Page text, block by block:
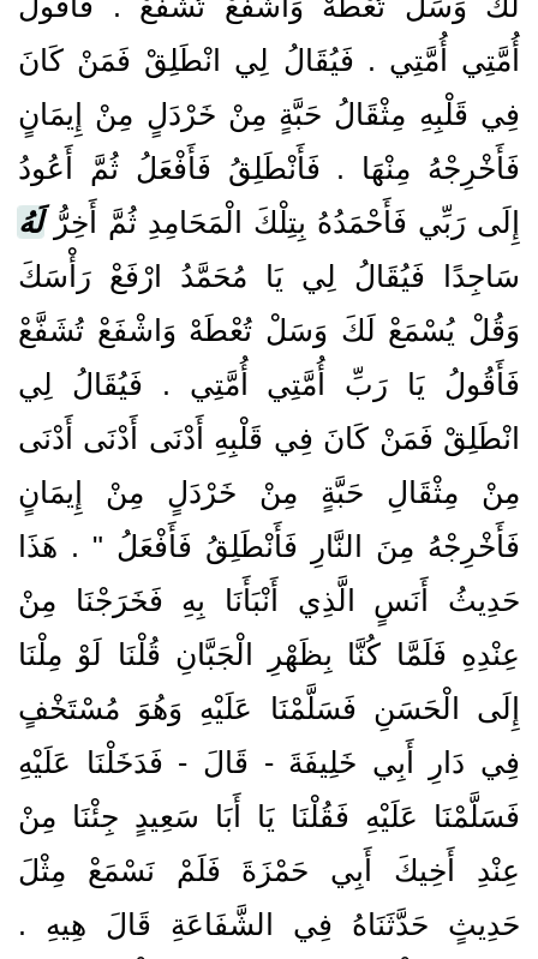
أُمَّتِي أُمَّتِي ‏.‏ فَيُقَالُ لِي انْطَلِقْ فَمَنْ كَانَ
فِي قَلْبِهِ مِثْقَالُ حَبَّةٍ مِنْ خَرْدَلٍ مِنْ إِيمَانٍ
فَأَخْرِجْهُ مِنْهَا ‏.‏ فَأَنْطَلِقُ فَأَفْعَلُ ثُمَّ أَعُودُ
إِلَى رَبِّي فَأَحْمَدُهُ بِتِلْكَ الْمَحَامِدِ ثُمَّ أَخِرُّلَهُ
سَاجِدًا فَيُقَالُ لِي يَا مُحَمَّدُ ارْفَعْ رَأْسَكَ
وَقُلْ يُسْمَعْ لَكَ وَسَلْ تُعْطَهْ وَاشْفَعْ تُشَفَّعْ
فَأَقُولُ يَا رَبِّ أُمَّتِي أُمَّتِي ‏.‏ فَيُقَالُ لِي
انْطَلِقْ فَمَنْ كَانَ فِي قَلْبِهِ أَدْنَى أَدْنَى أَدْنَى
مِنْ مِثْقَالِ حَبَّةٍ مِنْ خَرْدَلٍ مِنْ إِيمَانٍ
فَأَخْرِجْهُ مِنَ النَّارِ فَأَنْطَلِقُ فَأَفْعَلُ ‏"‏ ‏.‏ هَذَا
حَدِيثُ أَنَسٍ الَّذِي أَنْبَأَنَا بِهِ فَخَرَجْنَا مِنْ
عِنْدِهِ فَلَمَّا كُنَّا بِظَهْرِ الْجَبَّانِ قُلْنَا لَوْ مِلْنَا
إِلَى الْحَسَنِ فَسَلَّمْنَا عَلَيْهِ وَهُوَ مُسْتَخْفٍ
فِي دَارِ أَبِي خَلِيفَةَ - قَالَ - فَدَخَلْنَا عَلَيْهِ
فَسَلَّمْنَا عَلَيْهِ فَقُلْنَا يَا أَبَا سَعِيدٍ جِئْنَا مِنْ
عِنْدِ أَخِيكَ أَبِي حَمْزَةَ فَلَمْ نَسْمَعْ مِثْلَ
حَدِيثٍ حَدَّثَنَاهُ فِي الشَّفَاعَةِ قَالَ هِيهِ ‏.‏